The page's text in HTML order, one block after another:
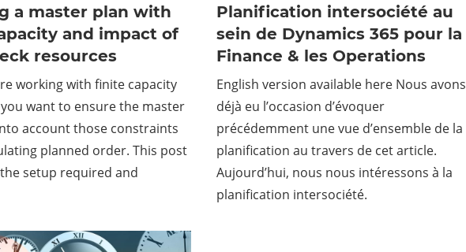
a master plan with
and impact of
resources
working with finite capacity
want to ensure the master
account those constraints
planned order. This post
setup required and
Planification intersociété au
sein de Dynamics 365 pour la
Finance & les Operations
English version available here Nous avons
déjà eu l’occasion d’évoquer
précédemment une vue d’ensemble de la
planification au travers de cet article.
Aujourd’hui, nous nous intéressons à la
planification intersociété.